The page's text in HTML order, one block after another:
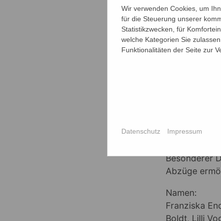
die
teilnehmen.
Samstagen,
und ein Ort
Alle Fotos
Ausstellung
Besonderer
Abzüge
Namen:
Franziska
Boldt, Lilli
Wir verwenden Cookies, um
für die Steuerung unserer
Statistikzwecken, für
welche Kategorien Sie
Funktionalitäten der Seite zur
Datenschutz Impressum